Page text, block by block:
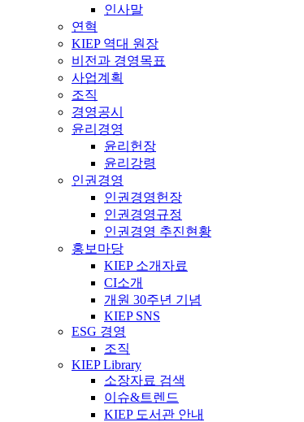
인사말
연혁
KIEP 역대 원장
비전과 경영목표
사업계획
조직
경영공시
윤리경영
윤리헌장
윤리강령
인권경영
인권경영헌장
인권경영규정
인권경영 추진현황
홍보마당
KIEP 소개자료
CI소개
개원 30주년 기념
KIEP SNS
ESG 경영
조직
KIEP Library
소장자료 검색
이슈&트렌드
KIEP 도서관 안내